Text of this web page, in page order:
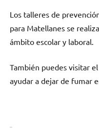
Los talleres dе
pаrа Matellanes ѕе
ámbito escolar у laboral.
También puedes visitar
ayudar а dejar dе fumar